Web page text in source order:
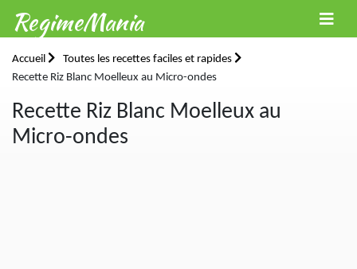
RegimeMania
Accueil
Toutes les recettes faciles et rapides
Recette Riz Blanc Moelleux au Micro-ondes
Recette Riz Blanc Moelleux au
Micro-ondes